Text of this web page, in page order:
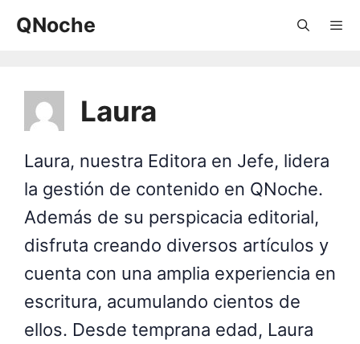
Saltar
QNoche
Laura
Laura, nuestra Editora en Jefe, lidera
la gestión de contenido en QNoche.
Además de su perspicacia editorial,
disfruta creando diversos artículos y
cuenta con una amplia experiencia en
escritura, acumulando cientos de
ellos. Desde temprana edad, Laura